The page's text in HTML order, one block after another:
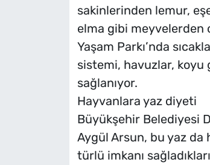
sakinlerinden lemur,
elma gibi meyvelerden
Yaşam Parkı’nda
sistemi, havuzlar, koyu
sağlanıyor.
Hayvanlara yaz diyeti
Büyükşehir Belediyesi
Aygül Arsun, bu yaz da
türlü imkanı